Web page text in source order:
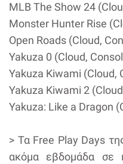
MLB The Show 24
Monster Hunter Rise
Open Roads (Cloud,
Yakuza 0 (Cloud,
Yakuza Kiwami (Cloud,
Yakuza Kiwami 2
Yakuza: Like a Dragon
> Τα Free Play Days
ακόμα εβδομάδα σε